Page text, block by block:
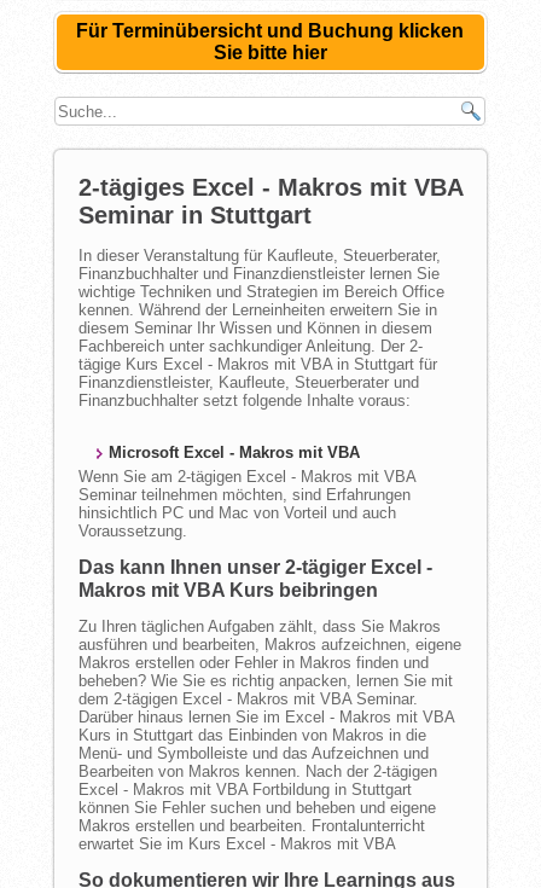
Für Terminübersicht und Buchung klicken
Sie bitte hier
2-tägiges Excel - Makros mit VBA
Seminar in Stuttgart
In dieser Veranstaltung für Kaufleute, Steuerberater,
Finanzbuchhalter und Finanzdienstleister lernen Sie
wichtige Techniken und Strategien im Bereich Office
kennen. Während der Lerneinheiten erweitern Sie in
diesem Seminar Ihr Wissen und Können in diesem
Fachbereich unter sachkundiger Anleitung. Der 2-
tägige Kurs Excel - Makros mit VBA in Stuttgart für
Finanzdienstleister, Kaufleute, Steuerberater und
Finanzbuchhalter setzt folgende Inhalte voraus:
Microsoft Excel - Makros mit VBA
Wenn Sie am 2-tägigen Excel - Makros mit VBA
Seminar teilnehmen möchten, sind Erfahrungen
hinsichtlich PC und Mac von Vorteil und auch
Voraussetzung.
Das kann Ihnen unser 2-tägiger Excel -
Makros mit VBA Kurs beibringen
Zu Ihren täglichen Aufgaben zählt, dass Sie Makros
ausführen und bearbeiten, Makros aufzeichnen, eigene
Makros erstellen oder Fehler in Makros finden und
beheben? Wie Sie es richtig anpacken, lernen Sie mit
dem 2-tägigen Excel - Makros mit VBA Seminar.
Darüber hinaus lernen Sie im Excel - Makros mit VBA
Kurs in Stuttgart das Einbinden von Makros in die
Menü- und Symbolleiste und das Aufzeichnen und
Bearbeiten von Makros kennen. Nach der 2-tägigen
Excel - Makros mit VBA Fortbildung in Stuttgart
können Sie Fehler suchen und beheben und eigene
Makros erstellen und bearbeiten. Frontalunterricht
erwartet Sie im Kurs Excel - Makros mit VBA
So dokumentieren wir Ihre Learnings aus